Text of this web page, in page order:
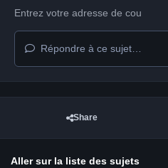
Répondre à ce sujet…
Share
Aller sur la liste des sujets